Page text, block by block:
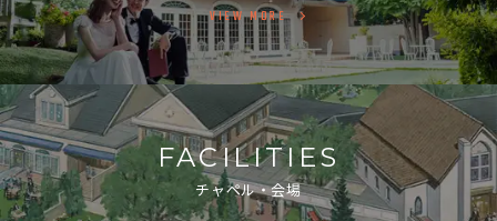
VIEW MORE
FACILITIES
チャペル・会場